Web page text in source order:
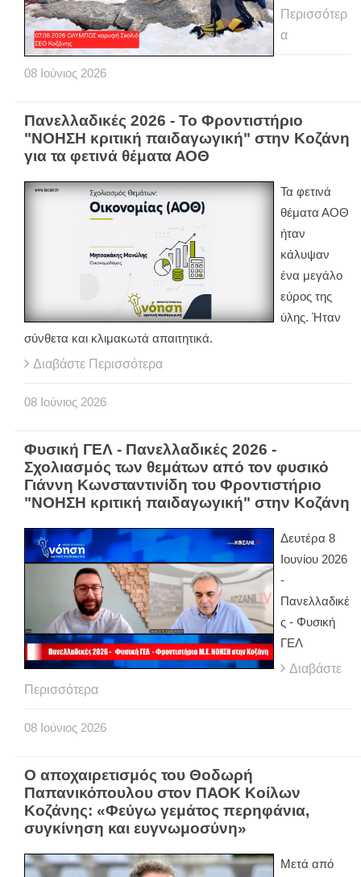
Περισσότερ
α
08 Ιούνιος 2026
Πανελλαδικές 2026 - Το Φροντιστήριο
"ΝΟΗΣΗ κριτική παιδαγωγική" στην Κοζάνη
για τα φετινά θέματα ΑΟΘ
Τα φετινά
θέματα ΑΟΘ
ήταν
κάλυψαν
ένα μεγάλο
εύρος της
ύλης. Ήταν
σύνθετα και κλιμακωτά απαιτητικά.
Διαβάστε Περισσότερα
08 Ιούνιος 2026
Φυσική ΓΕΛ - Πανελλαδικές 2026 -
Σχολιασμός των θεμάτων από τον φυσικό
Γιάννη Κωνσταντινίδη του Φροντιστήριο
"ΝΟΗΣΗ κριτική παιδαγωγική" στην Κοζάνη
Δευτέρα 8
Ιουνίου 2026
-
Πανελλαδικέ
ς - Φυσική
ΓΕΛ
Διαβάστε
Περισσότερα
08 Ιούνιος 2026
Ο αποχαιρετισμός του Θοδωρή
Παπανικόπουλου στον ΠΑΟΚ Κοίλων
Κοζάνης: «Φεύγω γεμάτος περηφάνια,
συγκίνηση και ευγνωμοσύνη»
Μετά από